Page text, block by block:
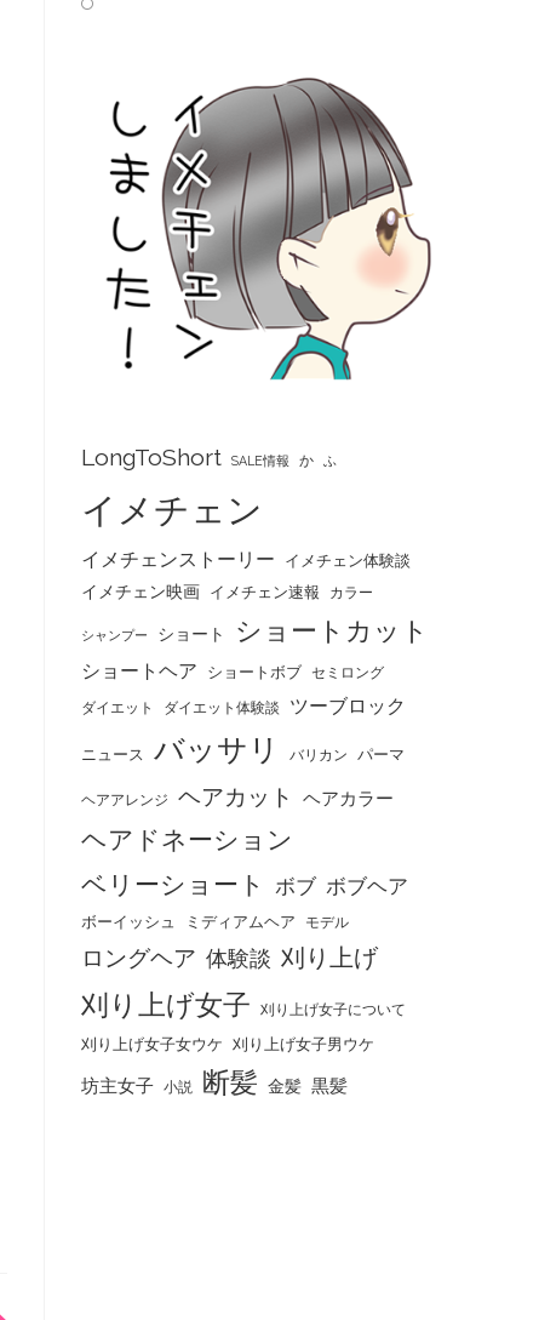
LongToShort SALE情報 か ふ
イメチェン
イメチェンストーリー イメチェン体験談
イメチェン映画 イメチェン速報 カラー
シャンプー ショート ショートカット
ショートヘア ショートボブ セミロング
ダイエット ダイエット体験談 ツーブロック
ニュース バッサリ バリカン パーマ
ヘアアレンジ ヘアカット ヘアカラー
ヘアドネーション
ベリーショート
ボブ ボブヘア
ボーイッシュ ミディアムヘア モデル
ロングヘア 体験談 刈り上げ
刈り上げ女子 刈り上げ女子について
刈り上げ女子女ウケ 刈り上げ女子男ウケ
坊主女子 小説 断髪 金髪 黒髪